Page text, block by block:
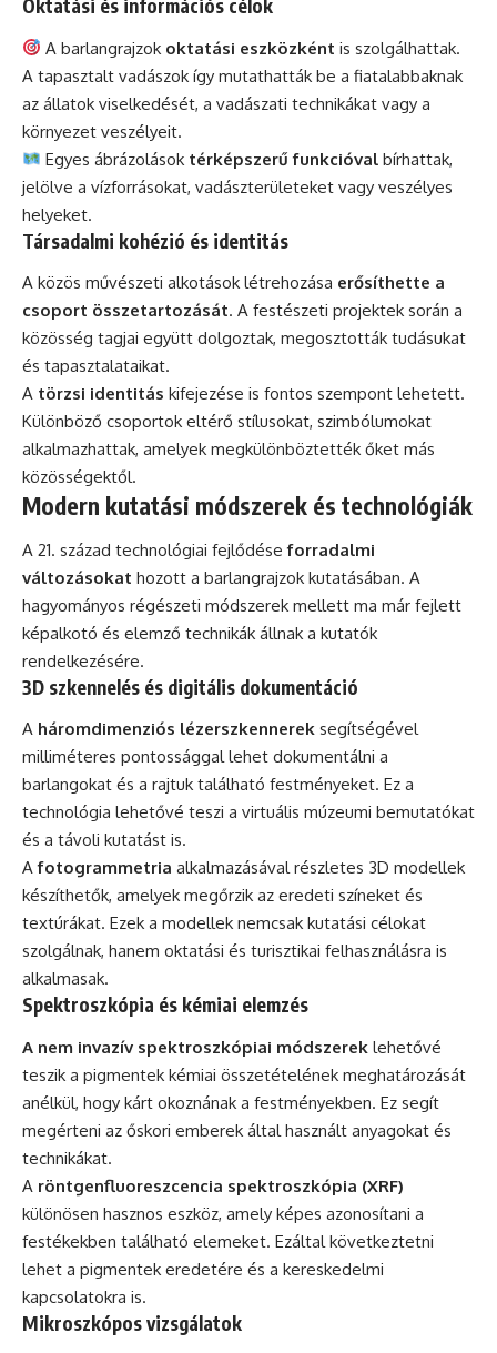
Oktatási és információs célok
A barlangrajzok oktatási eszközként is szolgálhattak.
A tapasztalt vadászok így mutathatták be a fiatalabbaknak
az állatok viselkedését, a vadászati technikákat vagy a
környezet veszélyeit.
Egyes ábrázolások térképszerű funkcióval bírhattak,
jelölve a vízforrásokat, vadászterületeket vagy veszélyes
helyeket.
Társadalmi kohézió és identitás
A közös művészeti alkotások létrehozása erősíthette a
csoport összetartozását. A festészeti projektek során a
közösség tagjai együtt dolgoztak, megosztották tudásukat
és tapasztalataikat.
A törzsi identitás kifejezése is fontos szempont lehetett.
Különböző csoportok eltérő stílusokat, szimbólumokat
alkalmazhattak, amelyek megkülönböztették őket más
közösségektől.
Modern kutatási módszerek és technológiák
A 21. század technológiai fejlődéseforradalmi
változásokat hozott a barlangrajzok kutatásában. A
hagyományos régészeti módszerek mellett ma már fejlett
képalkotó és elemző technikák állnak a kutatók
rendelkezésére.
3D szkennelés és digitális dokumentáció
A háromdimenziós lézerszkennerek segítségével
milliméteres pontossággal lehet dokumentálni a
barlangokat és a rajtuk található festményeket. Ez a
technológia lehetővé teszi a virtuális múzeumi bemutatókat
és a távoli kutatást is.
Afotogrammetria alkalmazásával részletes 3D modellek
készíthetők, amelyek megőrzik az eredeti színeket és
textúrákat. Ezek a modellek nemcsak kutatási célokat
szolgálnak, hanem oktatási és turisztikai felhasználásra is
alkalmasak.
Spektroszkópia és kémiai elemzés
A nem invazív spektroszkópiai módszerek lehetővé
teszik a pigmentek kémiai összetételének meghatározását
anélkül, hogy kárt okoznának a festményekben. Ez segít
megérteni az őskori emberek által használt anyagokat és
technikákat.
A röntgenfluoreszcencia spektroszkópia (XRF)
különösen hasznos eszköz, amely képes azonosítani a
festékekben található elemeket. Ezáltal következtetni
lehet a pigmentek eredetére és a kereskedelmi
kapcsolatokra is.
Mikroszkópos vizsgálatok